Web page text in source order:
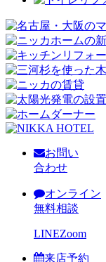
お問い
合わせ
オンライン
無料相談
LINEZoom
来店予約